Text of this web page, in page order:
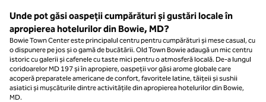
Unde pot găsi oaspeții cumpărături și gustări locale în
apropierea hotelurilor din Bowie, MD?
Bowie Town Center este principalul centru pentru cumpărături și mese casual, cu
o dispunere pe jos și o gamă de bucătării. Old Town Bowie adaugă un mic centru
istoric cu galerii și cafenele cu taste mici pentru o atmosferă locală. De-a lungul
coridoarelor MD 197 și în apropiere, oaspeții vor găsi arome globale care
acoperă preparatele americane de confort, favoritele latine, tăițeii și sushii
asiatici și mușcăturile dintre activitățile din apropierea hotelurilor din Bowie,
MD.